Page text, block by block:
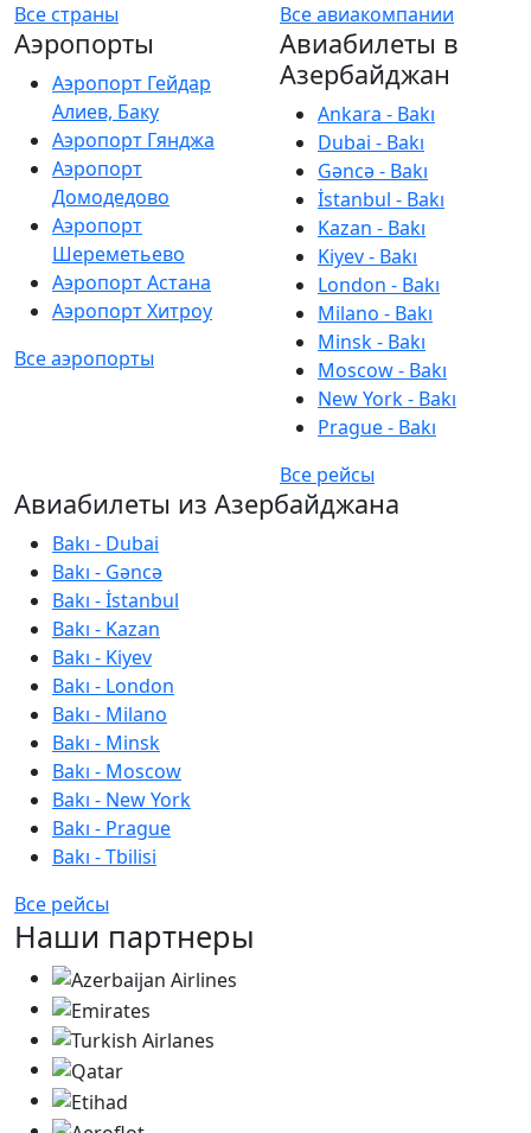
Все страны
Все авиакомпании
Аэропорты
Аэропорт Гейдар
Алиев, Баку
Аэропорт Гянджа
Аэропорт
Домодедово
Аэропорт
Шереметьево
Аэропорт Астана
Аэропорт Хитроу
Все аэропорты
Авиабилеты в
Азербайджан
Ankara - Bakı
Dubai - Bakı
Gəncə - Bakı
İstanbul - Bakı
Kazan - Bakı
Kiyev - Bakı
London - Bakı
Milano - Bakı
Minsk - Bakı
Moscow - Bakı
New York - Bakı
Prague - Bakı
Все рейсы
Авиабилеты из Азербайджана
Bakı - Dubai
Bakı - Gəncə
Bakı - İstanbul
Bakı - Kazan
Bakı - Kiyev
Bakı - London
Bakı - Milano
Bakı - Minsk
Bakı - Moscow
Bakı - New York
Bakı - Prague
Bakı - Tbilisi
Все рейсы
Наши партнеры